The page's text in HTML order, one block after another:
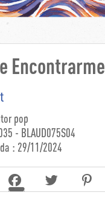
Encontrarme
pop
- BLAUD075S04
: 29/11/2024